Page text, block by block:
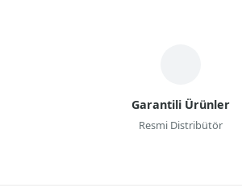
Garantili Ürünler
Resmi Distribütör